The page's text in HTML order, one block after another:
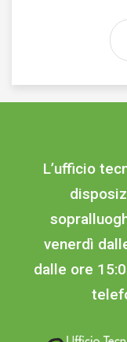
L’ufficio
venerdì
dalle ore